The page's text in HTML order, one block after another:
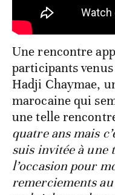
Une rencontre
participants
Hadji Chaymae,
marocaine qui
une telle
quatre ans mais
suis invitée à une
l’occasion pour
remerciements